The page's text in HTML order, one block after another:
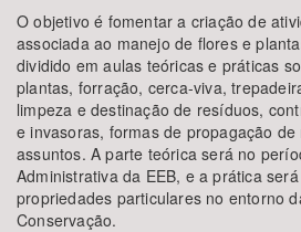
O objetivo é fomentar a criação de
associada ao manejo de flores e
dividido em aulas teóricas e práticas
plantas, forração, cerca-viva,
limpeza e destinação de resíduos,
e invasoras, formas de propagação
assuntos. A parte teórica será no
Administrativa da EEB, e a prática
propriedades particulares no entorno
Conservação.